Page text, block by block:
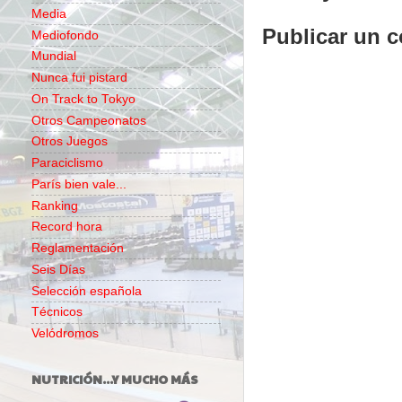
Publicar un
Media
Mediofondo
Mundial
Nunca fui pistard
On Track to Tokyo
Otros Campeonatos
Otros Juegos
Paraciclismo
París bien vale...
Ranking
Record hora
Reglamentación
Seis Días
Selección española
Técnicos
Velódromos
NUTRICIÓN...Y MUCHO MÁS